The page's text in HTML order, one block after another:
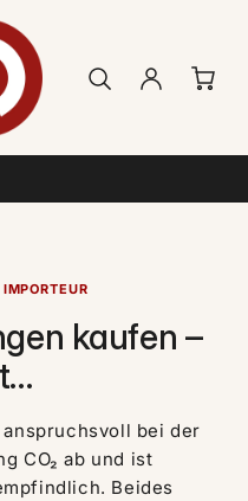
kaufen –
Café
bei der
CO₂ ab und ist
Beides